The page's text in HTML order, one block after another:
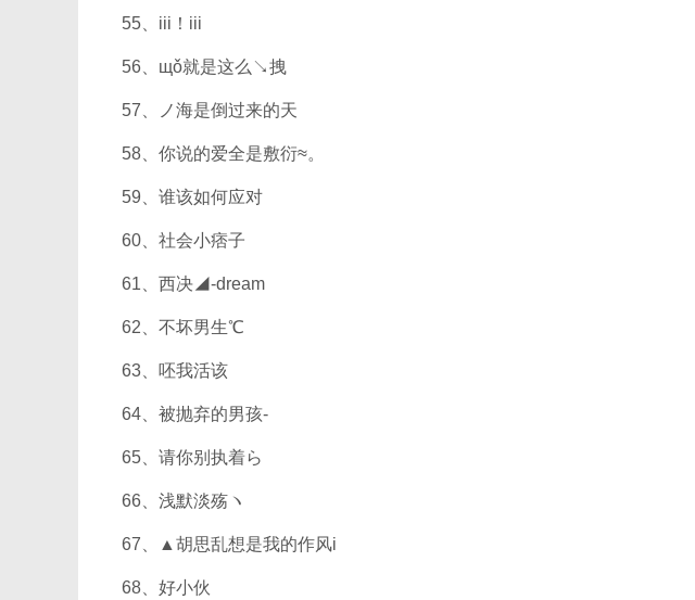
55、iii！iii
56、щǒ就是这么↘拽
57、ノ海是倒过来的天
58、你说的爱全是敷衍≈。
59、谁该如何应对
60、社会小痞子
61、西决◢-dream
62、不坏男生℃
63、呸我活该
64、被抛弃的男孩-
65、请你别执着ら
66、浅默淡殇ヽ
67、▲胡思乱想是我的作风i
68、好小伙